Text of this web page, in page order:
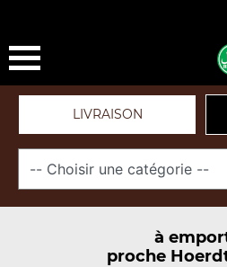
LIVRAISON
à
proche